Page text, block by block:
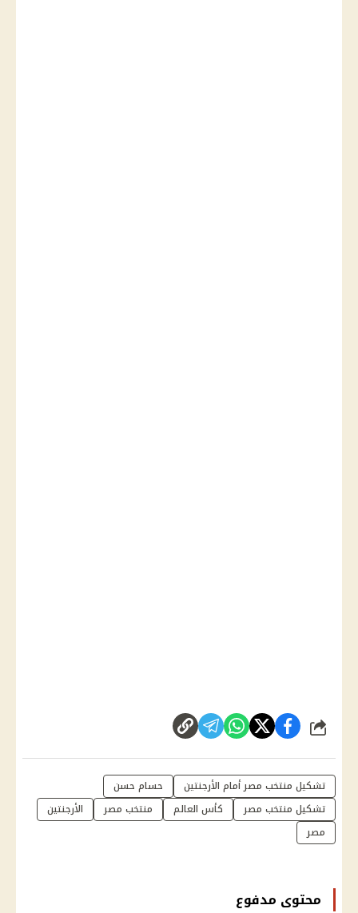
شارك
تشكيل منتخب مصر أمام الأرجنتين
حسام حسن
تشكيل منتخب مصر
كأس العالم منتخب مصر
الأرجنتين
مصر
محتوى مدفوع